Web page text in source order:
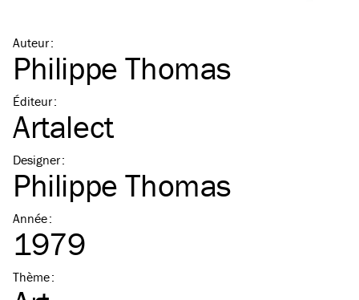
Auteur:
Philippe Thomas
Éditeur:
Artalect
Designer:
Philippe Thomas
Année:
1979
Thème: